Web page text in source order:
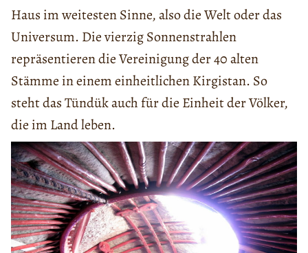
Haus im weitesten Sinne, also die Welt oder das
Universum. Die vierzig Sonnenstrahlen
repräsentieren die Vereinigung der 40 alten
Stämme in einem einheitlichen Kirgistan. So
steht das Tündük auch für die Einheit der Völker,
die im Land leben.